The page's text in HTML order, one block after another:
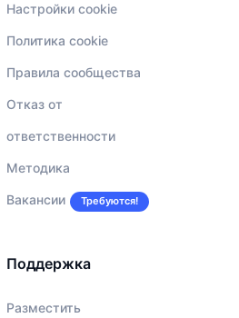
Настройки cookie
Политика cookie
Правила сообщества
Отказ от
ответственности
Методика
Вакансии Требуются!
Поддержка
Разместить